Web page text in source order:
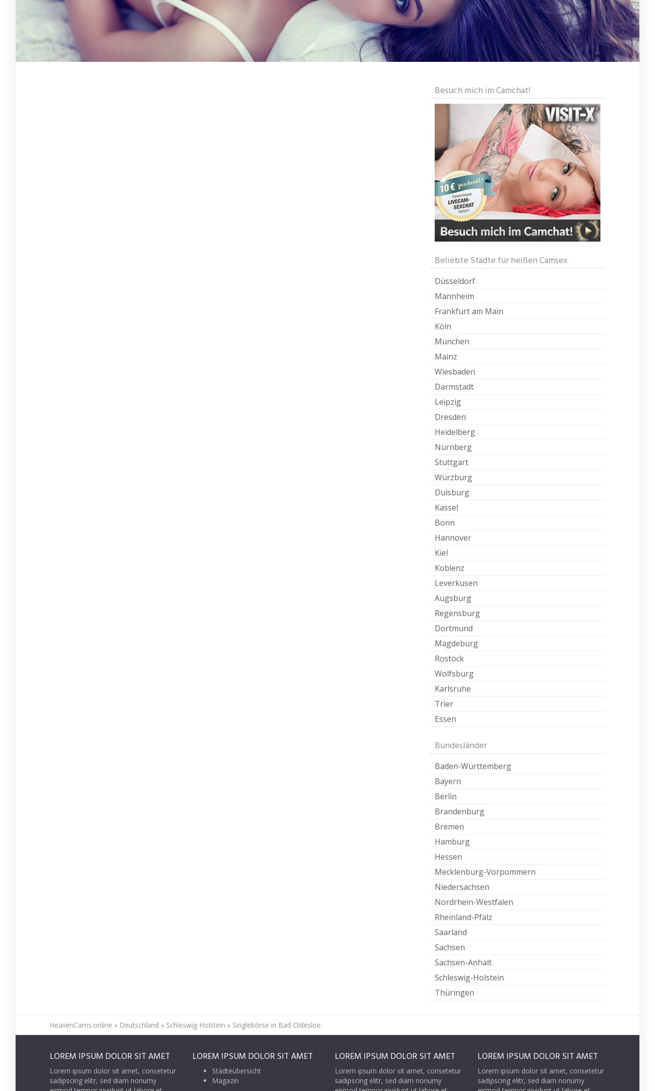
Besuch mich im Camchat!
Beliebte Städte für heißen Camsex
Düsseldorf
Mannheim
Frankfurt am Main
Köln
München
Mainz
Wiesbaden
Darmstadt
Leipzig
Dresden
Heidelberg
Nürnberg
Stuttgart
Würzburg
Duisburg
Kassel
Bonn
Hannover
Kiel
Koblenz
Leverkusen
Augsburg
Regensburg
Dortmund
Magdeburg
Rostock
Wolfsburg
Karlsruhe
Trier
Essen
Bundesländer
Baden-Württemberg
Bayern
Berlin
Brandenburg
Bremen
Hamburg
Hessen
Mecklenburg-Vorpommern
Niedersachsen
Nordrhein-Westfalen
Rheinland-Pfalz
Saarland
Sachsen
Sachsen-Anhalt
Schleswig-Holstein
Thüringen
HeavenCams.online » Deutschland » Schleswig-Holstein » Singlebörse in Bad Oldesloe
LOREM IPSUM DOLOR SIT AMET
Lorem ipsum dolor sit amet, consetetur
sadipscing elitr, sed diam nonumy
LOREM IPSUM DOLOR SIT AMET
Städteübersicht
Magazin
LOREM IPSUM DOLOR SIT AMET
Lorem ipsum dolor sit amet, consetetur
sadipscing elitr, sed diam nonumy
LOREM IPSUM DOLOR SIT AMET
Lorem ipsum dolor sit amet, consetetur
sadipscing elitr, sed diam nonumy